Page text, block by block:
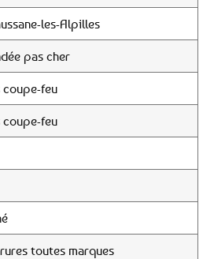
les-Alpilles
pas cher
feu
feu
toutes marques